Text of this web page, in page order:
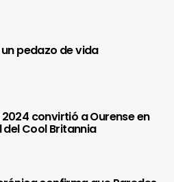
pedazo de vida
2024 convirtió a Ourense en
Cool Britannia